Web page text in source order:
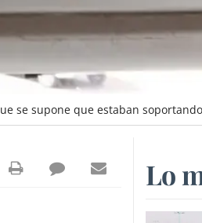
se supone que estaban
Lo